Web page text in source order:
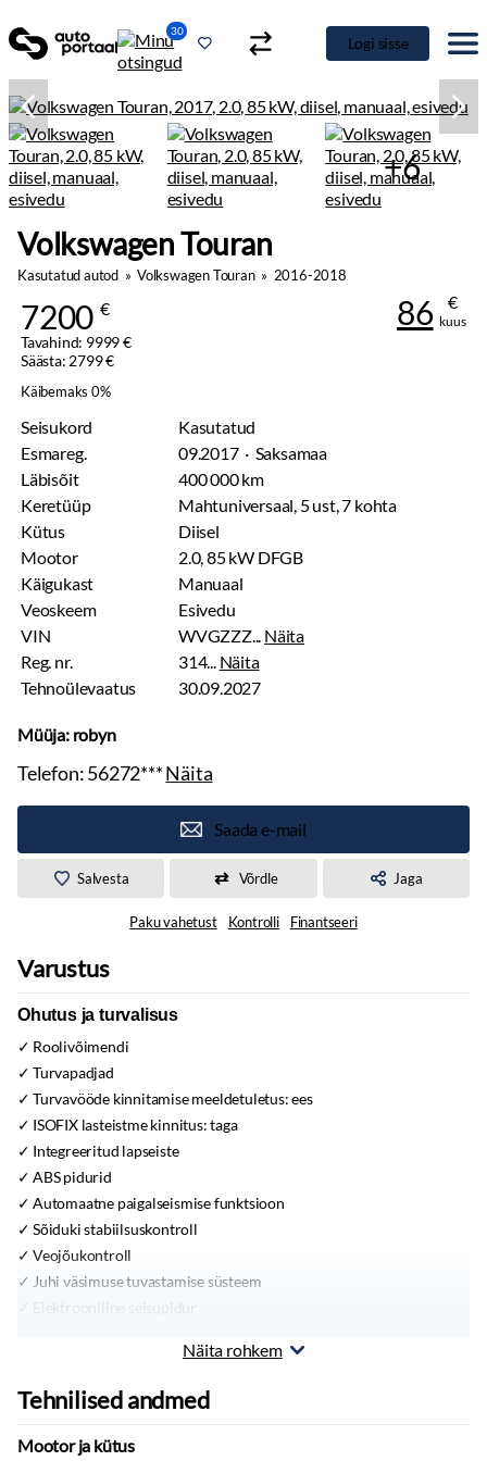
30
Logi sisse
+6
Volkswagen Touran
Kasutatud autod »Volkswagen Touran» 2016-2018
7200 €
Tavahind: 9999 €
Säästa: 2799 €
86 €
kuus
Käibemaks 0%
Seisukord
Kasutatud
Esmareg.
09.2017 · Saksamaa
Läbisõit
400 000 km
Keretüüp
Mahtuniversaal, 5 ust, 7 kohta
Kütus
Diisel
Mootor
2.0, 85 kW DFGB
Käigukast
Manuaal
Veoskeem
Esivedu
VIN
WVGZZZ... Näita
Reg. nr.
314... Näita
Tehnoülevaatus
30.09.2027
Müüja: robyn
Telefon:56272***Näita
Saada e-mail
Salvesta Võrdle Jaga
Paku vahetust Kontrolli Finantseeri
Varustus
Ohutus ja turvalisus
Roolivõimendi
Turvapadjad
Turvavööde kinnitamise meeldetuletus:ees
ISOFIX lasteistme kinnitus:taga
Integreeritud lapseiste
ABS pidurid
Automaatne paigalseismise funktsioon
Sõiduki stabiilsuskontroll
Veojõukontroll
Juhi väsimuse tuvastamise süsteem
Elektrooniline seisupidur
Pidurdusjõukontroll
Kokkupõrget ennetav pidurisüsteem
Näita rohkem
Tehnilised andmed
Mootor ja kütus